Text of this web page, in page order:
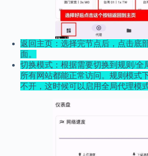
返回主页：选择完节点后，点击底
面。
切换模式：根据需要切换到规则/全
所有网站都能正常访问。规则模式
不开，这时候可以启用全局代理模式